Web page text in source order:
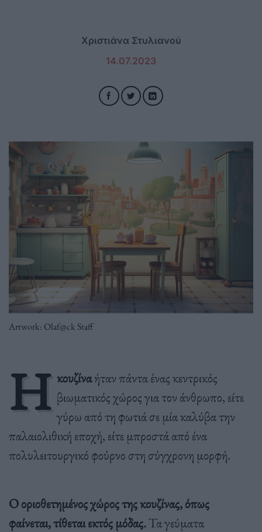
Χριστιάνα Στυλιανού
14.07.2023
Artwork: Olaf@ck Staff
Η κουζίναήταν πάντα ένας κεντρικός
βιωματικός χώρος για τον άνθρωπο, είτε
γύρω από τη φωτιά σε μία καλύβα την
παλαιολιθική εποχή, είτε μπροστά από ένα
πολυλειτουργικό φούρνο στη σύγχρονη μορφή.
Ο οριοθετημένος χώρος της κουζίνας, όπως
φαίνεται, τίθεται εκτός μόδας.Τα γεύματα